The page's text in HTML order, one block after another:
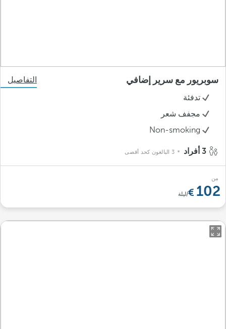
سوبريور مع سرير إضافي
التفاصيل
تدفئة
مجفف شعر
Non-smoking
3 البالغون كحد أقصى
من
102 /ليلة